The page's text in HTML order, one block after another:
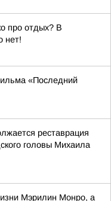
про отдых? В
нет!
«Последний
реставрация
головы Михаила
Мэрилин Монро, а